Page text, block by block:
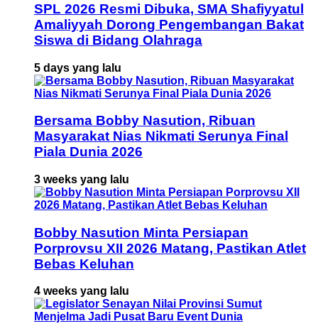
SPL 2026 Resmi Dibuka, SMA Shafiyyatul
Amaliyyah Dorong Pengembangan Bakat
Siswa di Bidang Olahraga
5 days yang lalu
Bersama Bobby Nasution, Ribuan
Masyarakat Nias Nikmati Serunya Final
Piala Dunia 2026
3 weeks yang lalu
Bobby Nasution Minta Persiapan
Porprovsu XII 2026 Matang, Pastikan Atlet
Bebas Keluhan
4 weeks yang lalu